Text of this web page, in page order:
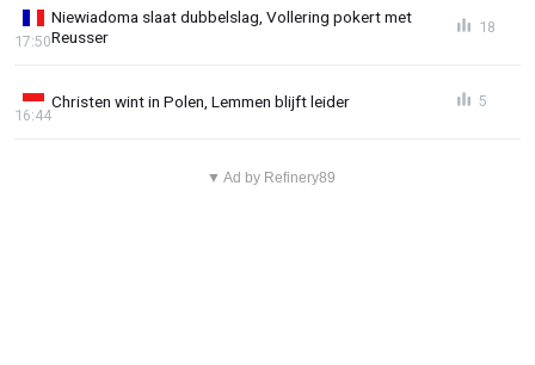
Niewiadoma slaat dubbelslag, Vollering pokert met
Reusser
17:50
18
Christen wint in Polen, Lemmen blijft leider
16:44
5
▼ Ad by Refinery89